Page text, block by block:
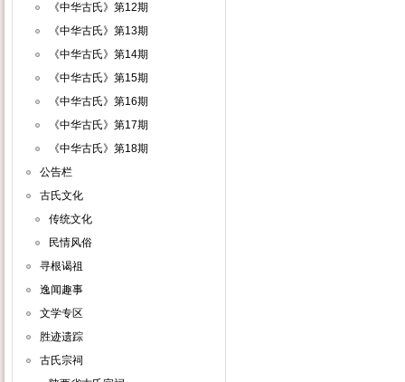
《中华古氏》第12期
《中华古氏》第13期
《中华古氏》第14期
《中华古氏》第15期
《中华古氏》第16期
《中华古氏》第17期
《中华古氏》第18期
公告栏
古氏文化
传统文化
民情风俗
寻根谒祖
逸闻趣事
文学专区
胜迹遗踪
古氏宗祠